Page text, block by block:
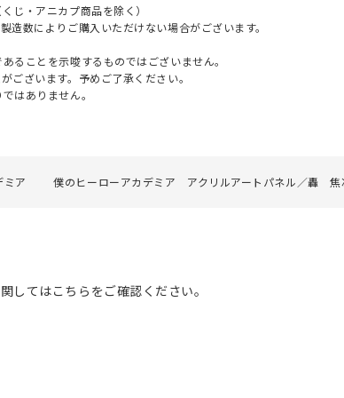
じ・アニカプ商品を除く）
数によりご購入いただけない場合がございます。
ることを示唆するものではございません。
ございます。予めご了承ください。
はありません。
ミア 僕のヒーローアカデミア アクリルアートパネル／轟 焦
してはこちらをご確認ください。